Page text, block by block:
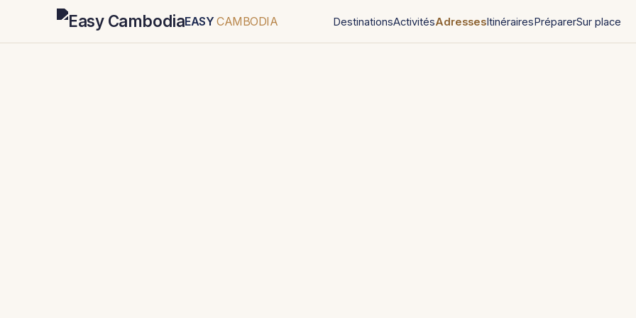
EASY CAMBODIA DestinationsActivitésAdressesItinérairesPréparerSur place